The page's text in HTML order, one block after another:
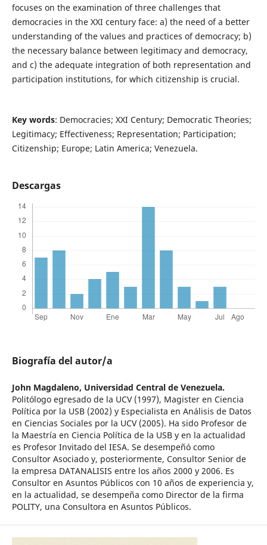
focuses on the examination of three challenges that
democracies in the XXI century face: a) the need of a better
understanding of the values and practices of democracy; b)
the necessary balance between legitimacy and democracy,
and c) the adequate integration of both representation and
participation institutions, for which citizenship is crucial.
Key words: Democracies; XXI Century; Democratic Theories;
Legitimacy; Effectiveness; Representation; Participation;
Citizenship; Europe; Latin America; Venezuela.
Descargas
Biografía del autor/a
John Magdaleno, Universidad Central de Venezuela.
Politólogo egresado de la UCV (1997), Magister en Ciencia
Política por la USB (2002) y Especialista en Análisis de Datos
en Ciencias Sociales por la UCV (2005). Ha sido Profesor de
la Maestría en Ciencia Política de la USB y en la actualidad
es Profesor Invitado del IESA. Se desempeñó como
Consultor Asociado y, posteriormente, Consultor Senior de
la empresa DATANALISIS entre los años 2000 y 2006. Es
Consultor en Asuntos Públicos con 10 años de experiencia y,
en la actualidad, se desempeña como Director de la firma
POLITY, una Consultora en Asuntos Públicos.